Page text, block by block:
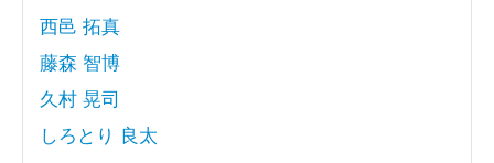
西邑 拓真
藤森 智博
久村 晃司
しろとり 良太